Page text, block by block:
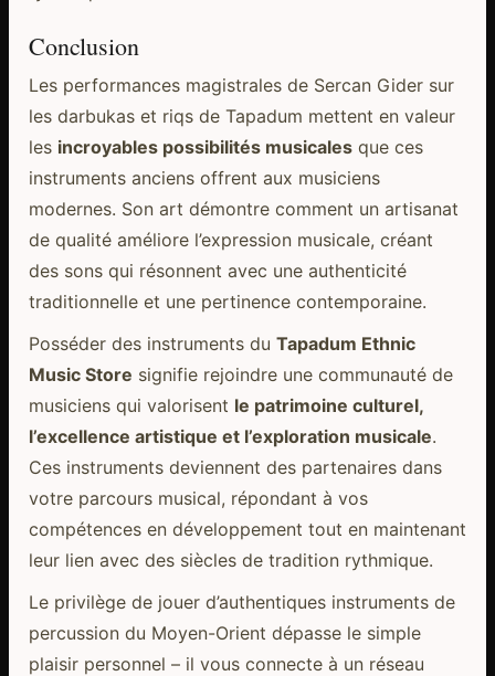
Conclusion
Les performances magistrales de Sercan Gider sur
les darbukas et riqs de Tapadum mettent en valeur
les incroyables possibilités musicalesque ces
instruments anciens offrent aux musiciens
modernes. Son art démontre comment un artisanat
de qualité améliore l’expression musicale, créant
des sons qui résonnent avec une authenticité
traditionnelle et une pertinence contemporaine.
Posséder des instruments du Tapadum Ethnic
Music Store signifie rejoindre une communauté de
musiciens qui valorisent le patrimoine culturel,
l’excellence artistique et l’exploration musicale.
Ces instruments deviennent des partenaires dans
votre parcours musical, répondant à vos
compétences en développement tout en maintenant
leur lien avec des siècles de tradition rythmique.
Le privilège de jouer d’authentiques instruments de
percussion du Moyen-Orient dépasse le simple
plaisir personnel – il vous connecte à un réseau